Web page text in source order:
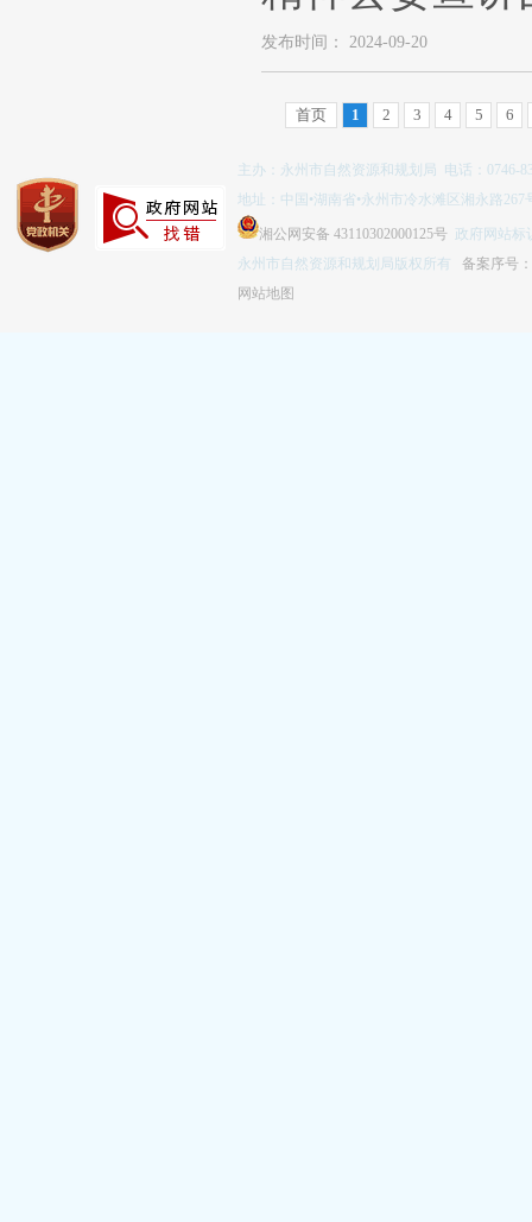
发布时间： 2024-09-20
首页 1 2 3 4 5 6
主办：永州市自然资源和规划局 电话：0746-
地址：中国•湖南省•永州市冷水滩区湘永路267
湘公网安备 43110302000125号 政府网站标
永州市自然资源和规划局版权所有 备案序号
网站地图